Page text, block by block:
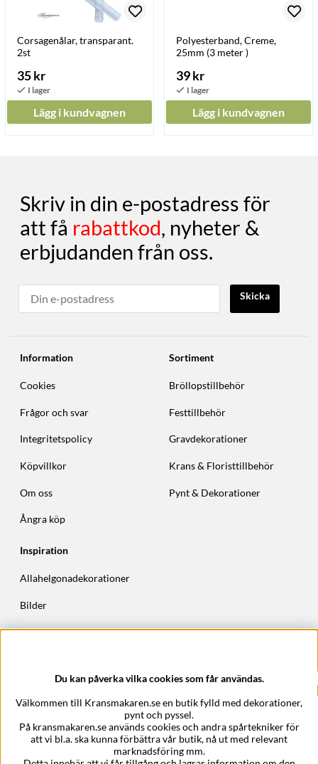
Corsagenålar, transparant.
2st
35 kr
Lägg i kundvagnen
Polyesterband, Creme,
25mm (3 meter )
39 kr
Lägg i kundvagnen
Skriv in din e-postadress för
att få rabattkod, nyheter &
erbjudanden från oss.
Skicka
Information
Cookies
Frågor och svar
Integritetspolicy
Köpvillkor
Om oss
Ångra köp
Sortiment
Bröllopstillbehör
Festtillbehör
Gravdekorationer
Krans & Floristtillbehör
Pynt & Dekorationer
Inspiration
Allahelgonadekorationer
Bilder
Höstkransar
Epost:support@kransmakaren.se
Du kan påverka vilka cookies som får användas.
Välkommen till Kransmakaren.se en butik fylld med dekorationer,
pynt och pyssel.
På kransmakaren.se används cookies och andra spårtekniker för
att vi bl.a. ska kunna förbättra vår butik, nå ut med relevant
marknadsföring mm.